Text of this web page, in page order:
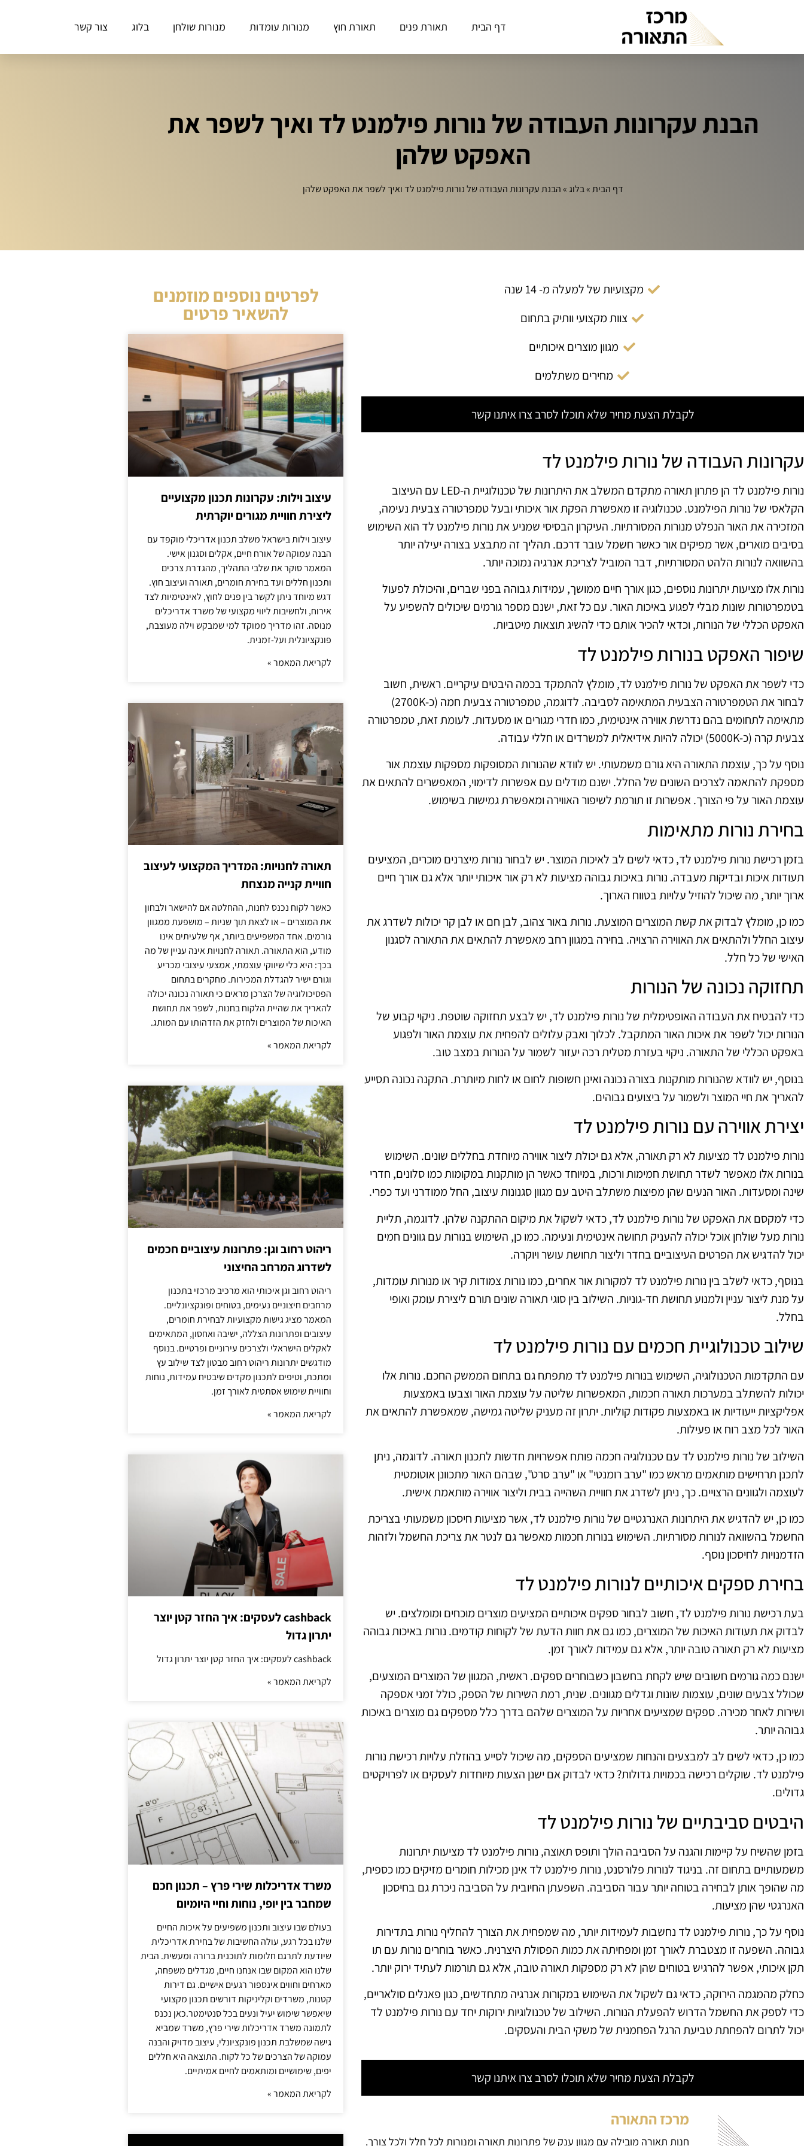
דף הבית תאורת פנים תאורת חוץ מנורות עומדות מנורות שולחן בלוג צור קשר
הבנת עקרונות העבודה של נורות פילמנט לד ואיך לשפר את
האפקט שלהן
דף הבית»בלוג»הבנת עקרונות העבודה של נורות פילמנט לד ואיך לשפר את האפקט שלהן
מקצועיות של למעלה מ- 14 שנה
צוות מקצועי וותיק בתחום
מגוון מוצרים איכותיים
מחירים משתלמים
לקבלת הצעת מחיר שלא תוכלו לסרב צרו איתנו קשר
עקרונות העבודה של נורות פילמנט לד
נורות פילמנט לד הן פתרון תאורה מתקדם המשלב את היתרונות של טכנולוגיית ה-LED עם העיצוב
הקלאסי של נורות הפילמנט. טכנולוגיה זו מאפשרת הפקת אור איכותי ובעל טמפרטורה צבעית נעימה,
המזכירה את האור הנפלט מנורות המסורתיות. העיקרון הבסיסי שמניע את נורות פילמנט לד הוא השימוש
בסיבים מוארים, אשר מפיקים אור כאשר חשמל עובר דרכם. תהליך זה מתבצע בצורה יעילה יותר
בהשוואה לנורות הלהט המסורתיות, דבר המוביל לצריכת אנרגיה נמוכה יותר.
נורות אלו מציעות יתרונות נוספים, כגון אורך חיים ממושך, עמידות גבוהה בפני שברים, והיכולת לפעול
בטמפרטורות שונות מבלי לפגוע באיכות האור. עם כל זאת, ישנם מספר גורמים שיכולים להשפיע על
האפקט הכללי של הנורות, וכדאי להכיר אותם כדי להשיג תוצאות מיטביות.
שיפור האפקט בנורות פילמנט לד
כדי לשפר את האפקט של נורות פילמנט לד, מומלץ להתמקד בכמה היבטים עיקריים. ראשית, חשוב
לבחור את הטמפרטורה הצבעית המתאימה לסביבה. לדוגמה, טמפרטורה צבעית חמה (כ-2700K)
מתאימה לתחומים בהם נדרשת אווירה אינטימית, כמו חדרי מגורים או מסעדות. לעומת זאת, טמפרטורה
צבעית קרה (כ-5000K) יכולה להיות אידיאלית למשרדים או חללי עבודה.
נוסף על כך, עוצמת התאורה היא גורם משמעותי. יש לוודא שהנורות המסופקות מספקות עוצמת אור
מספקת להתאמה לצרכים השונים של החלל. ישנם מודלים עם אפשרות לדימוי, המאפשרים להתאים את
עוצמת האור על פי הצורך. אפשרות זו תורמת לשיפור האווירה ומאפשרת גמישות בשימוש.
בחירת נורות מתאימות
בזמן רכישת נורות פילמנט לד, כדאי לשים לב לאיכות המוצר. יש לבחור נורות מיצרנים מוכרים, המציעים
תעודות איכות ובדיקות מעבדה. נורות באיכות גבוהה מציעות לא רק אור איכותי יותר אלא גם אורך חיים
ארוך יותר, מה שיכול להוזיל עלויות בטווח הארוך.
כמו כן, מומלץ לבדוק את קשת המוצרים המוצעת. נורות באור צהוב, לבן חם או לבן קר יכולות לשדרג את
עיצוב החלל ולהתאים את האווירה הרצויה. בחירה במגוון רחב מאפשרת להתאים את התאורה לסגנון
האישי של כל חלל.
תחזוקה נכונה של הנורות
כדי להבטיח את העבודה האופטימלית של נורות פילמנט לד, יש לבצע תחזוקה שוטפת. ניקוי קבוע של
הנורות יכול לשפר את איכות האור המתקבל. לכלוך ואבק עלולים להפחית את עוצמת האור ולפגוע
באפקט הכללי של התאורה. ניקוי בעזרת מטלית רכה יעזור לשמור על הנורות במצב טוב.
בנוסף, יש לוודא שהנורות מותקנות בצורה נכונה ואינן חשופות לחום או לחות מיותרת. התקנה נכונה תסייע
להאריך את חיי המוצר ולשמור על ביצועים גבוהים.
יצירת אווירה עם נורות פילמנט לד
נורות פילמנט לד מציעות לא רק תאורה, אלא גם יכולת ליצור אווירה מיוחדת בחללים שונים. השימוש
בנורות אלו מאפשר לשדר תחושת חמימות ורכות, במיוחד כאשר הן מותקנות במקומות כמו סלונים, חדרי
שינה ומסעדות. האור הנעים שהן מפיצות משתלב היטב עם מגוון סגנונות עיצוב, החל ממודרני ועד כפרי.
כדי למקסם את האפקט של נורות פילמנט לד, כדאי לשקול את מיקום ההתקנה שלהן. לדוגמה, תליית
נורות מעל שולחן אוכל יכולה להעניק תחושה אינטימית ונעימה. כמו כן, השימוש בנורות עם גוונים חמים
יכול להדגיש את הפרטים העיצוביים בחדר וליצור תחושת עושר ויוקרה.
בנוסף, כדאי לשלב בין נורות פילמנט לד למקורות אור אחרים, כמו נורות צמודות קיר או מנורות עומדות,
על מנת ליצור עניין ולמנוע תחושת חד-גוניות. השילוב בין סוגי תאורה שונים תורם ליצירת עומק ואופי
בחלל.
שילוב טכנולוגיית חכמים עם נורות פילמנט לד
עם התקדמות הטכנולוגיה, השימוש בנורות פילמנט לד מתפתח גם בתחום הממשק החכם. נורות אלו
יכולות להשתלב במערכות תאורה חכמות, המאפשרות שליטה על עוצמת האור וצבעו באמצעות
אפליקציות ייעודיות או באמצעות פקודות קוליות. יתרון זה מעניק שליטה גמישה, שמאפשרת להתאים את
האור לכל מצב רוח או פעילות.
השילוב של נורות פילמנט לד עם טכנולוגיה חכמה פותח אפשרויות חדשות לתכנון תאורה. לדוגמה, ניתן
לתכנן תרחישים מותאמים מראש כמו "ערב רומנטי" או "ערב סרט", שבהם האור מתכוונן אוטומטית
לעוצמה ולגוונים הרצויים. כך, ניתן לשדרג את חוויית השהייה בבית וליצור אווירה מותאמת אישית.
כמו כן, יש להדגיש את היתרונות האנרגטיים של נורות פילמנט לד, אשר מציעות חיסכון משמעותי בצריכת
החשמל בהשוואה לנורות מסורתיות. השימוש בנורות חכמות מאפשר גם לנטר את צריכת החשמל ולזהות
הזדמנויות לחיסכון נוסף.
בחירת ספקים איכותיים לנורות פילמנט לד
בעת רכישת נורות פילמנט לד, חשוב לבחור ספקים איכותיים המציעים מוצרים מוכחים ומומלצים. יש
לבדוק את תעודות האיכות של המוצרים, כמו גם את חוות הדעת של לקוחות קודמים. נורות באיכות גבוהה
מציעות לא רק תאורה טובה יותר, אלא גם עמידות לאורך זמן.
ישנם כמה גורמים חשובים שיש לקחת בחשבון כשבוחרים ספקים. ראשית, המגוון של המוצרים המוצעים,
שכולל צבעים שונים, עוצמות שונות וגדלים מגוונים. שנית, רמת השירות של הספק, כולל זמני אספקה
ושירות לאחר מכירה. ספקים שמציעים אחריות על המוצרים שלהם בדרך כלל מספקים גם מוצרים באיכות
גבוהה יותר.
כמו כן, כדאי לשים לב למבצעים והנחות שמציעים הספקים, מה שיכול לסייע בהוזלת עלויות רכישת נורות
פילמנט לד. שוקלים רכישה בכמויות גדולות? כדאי לבדוק אם ישנן הצעות מיוחדות לעסקים או לפרויקטים
גדולים.
היבטים סביבתיים של נורות פילמנט לד
בזמן שהשיח על קיימות והגנה על הסביבה הולך ותופס תאוצה, נורות פילמנט לד מציעות יתרונות
משמעותיים בתחום זה. בניגוד לנורות פלורסנט, נורות פילמנט לד אינן מכילות חומרים מזיקים כמו כספית,
מה שהופך אותן לבחירה בטוחה יותר עבור הסביבה. השפעתן החיובית על הסביבה ניכרת גם בחיסכון
האנרגטי שהן מציעות.
נוסף על כך, נורות פילמנט לד נחשבות לעמידות יותר, מה שמפחית את הצורך להחליף נורות בתדירות
גבוהה. השפעה זו מצטברת לאורך זמן ומפחיתה את כמות הפסולת היצרנית. כאשר בוחרים נורות עם תו
תקן איכותי, אפשר להרגיש בטוחים שהן לא רק מספקות תאורה טובה, אלא גם תורמות לעתיד ירוק יותר.
כחלק מהמגמה הירוקה, כדאי גם לשקול את השימוש במקורות אנרגיה מתחדשים, כגון פאנלים סולאריים,
כדי לספק את החשמל הדרוש להפעלת הנורות. השילוב של טכנולוגיות ירוקות יחד עם נורות פילמנט לד
יכול לתרום להפחתת טביעת הרגל הפחמנית של משקי הבית והעסקים.
לקבלת הצעת מחיר שלא תוכלו לסרב צרו איתנו קשר
מרכז התאורה
חנות תאורה מובילה עם מגוון ענק של פתרונות תאורה ומנורות לכל חלל ולכל צורך.
לפרטים נוספים מוזמנים
להשאיר פרטים
עיצוב וילות: עקרונות תכנון מקצועיים
ליצירת חוויית מגורים יוקרתית
עיצוב וילות בישראל משלב תכנון אדריכלי מוקפד עם
הבנה עמוקה של אורח חיים, אקלים וסגנון אישי.
המאמר סוקר את שלבי התהליך, מהגדרת צרכים
ותכנון חללים ועד בחירת חומרים, תאורה ועיצוב חוץ.
דגש מיוחד ניתן לקשר בין פנים לחוץ, לאינטימיות לצד
אירוח, ולחשיבות ליווי מקצועי של משרד אדריכלים
מנוסה. זהו מדריך ממוקד למי שמבקש וילה מעוצבת,
פונקציונלית ועל-זמנית.
לקריאת המאמר »
תאורה לחנויות: המדריך המקצועי לעיצוב
חוויית קנייה מנצחת
כאשר לקוח נכנס לחנות, ההחלטה אם להישאר ולבחון
את המוצרים – או לצאת תוך שניות – מושפעת ממגוון
גורמים. אחד המשפיעים ביותר, אף שלעיתים אינו
מודע, הוא התאורה. תאורה לחנויות אינה עניין של מה
בכך: היא כלי שיווקי עוצמתי, אמצעי עיצובי מכריע
וגורם ישיר להגדלת המכירות. מחקרים בתחום
הפסיכולוגיה של הצרכן מראים כי תאורה נכונה יכולה
להאריך את שהיית הלקוח בחנות, לשפר את תחושת
האיכות של המוצרים ולחזק את הזדהותו עם המותג.
לקריאת המאמר »
ריהוט רחוב וגן: פתרונות עיצוביים חכמים
לשדרוג המרחב החיצוני
ריהוט רחוב וגן איכותי הוא מרכיב מרכזי בתכנון
מרחבים חיצוניים נעימים, בטוחים ופונקציונליים.
המאמר מציג גישות מקצועיות לבחירת חומרים,
עיצובים ופתרונות הצללה, ישיבה ואחסון, המתאימים
לאקלים הישראלי ולצרכים עירוניים ופרטיים. בנוסף
מודגשים יתרונות ריהוט רחוב מבטון לצד שילוב עץ
ומתכת, וטיפים לתכנון מקדים שיבטיח עמידות, נוחות
וחוויית שימוש אסתטית לאורך זמן.
לקריאת המאמר »
cashback לעסקים: איך החזר קטן יוצר
יתרון גדול
cashback לעסקים: איך החזר קטן יוצר יתרון גדול
לקריאת המאמר »
משרד אדריכלות שירי פרץ – תכנון חכם
שמחבר בין יופי, נוחות וחיי היומיום
בעולם שבו עיצוב ותכנון משפיעים על איכות החיים
שלנו בכל רגע, עולה החשיבות של בחירת אדריכלית
שיודעת לתרגם חלומות לתוכנית ברורה ומעשית. הבית
שלנו הוא המקום שבו אנחנו חיים, מגדלים משפחה,
מארחים וחווים אינספור רגעים אישיים. גם דירות
קטנות, משרדים וקליניקות דורשים תכנון מקצועי
שיאפשר שימוש יעיל ונעים בכל סנטימטר.כאן נכנס
לתמונה משרד אדריכלות שירי פרץ, משרד שמביא
גישה שמשלבת תכנון פונקציונלי, עיצוב מדויק והבנה
עמוקה של הצרכים של כל לקוח. התוצאה היא חללים
יפים, שימושיים ומותאמים לחיים אמיתיים.
לקריאת המאמר »